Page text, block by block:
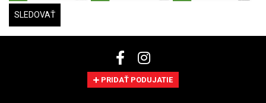
SLEDOVAŤ
PRIDAŤ PODUJATIE